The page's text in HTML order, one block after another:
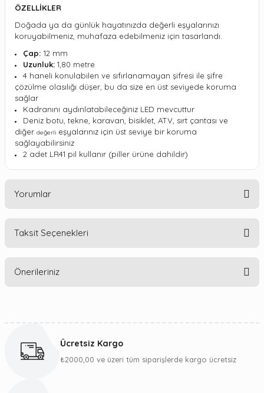
ÖZELLİKLER
Doğada ya da günlük hayatınızda değerli eşyalarınızı
koruyabilmeniz, muhafaza edebilmeniz için tasarlandı.
Çap:12 mm
Uzunluk:1,80 metre
4 haneli konulabilen ve sıfırlanamayan şifresi ile şifre
çözülme olasılığı düşer, bu da size en üst seviyede koruma
sağlar
Kadranını aydınlatabileceğiniz LED mevcuttur
Deniz botu, tekne, karavan, bisiklet, ATV, sırt çantası ve
diğer değerli eşyalarınız için üst seviye bir koruma
sağlayabilirsiniz
2 adet LR41 pil kullanır (piller ürüne dahildir)
Yorumlar
Taksit Seçenekleri
Önerileriniz
Görüş ve önerileriniz için teşekkür ederiz.
Ücretsiz Kargo
₺2000,00 ve üzeri tüm siparişlerde kargo ücretsiz